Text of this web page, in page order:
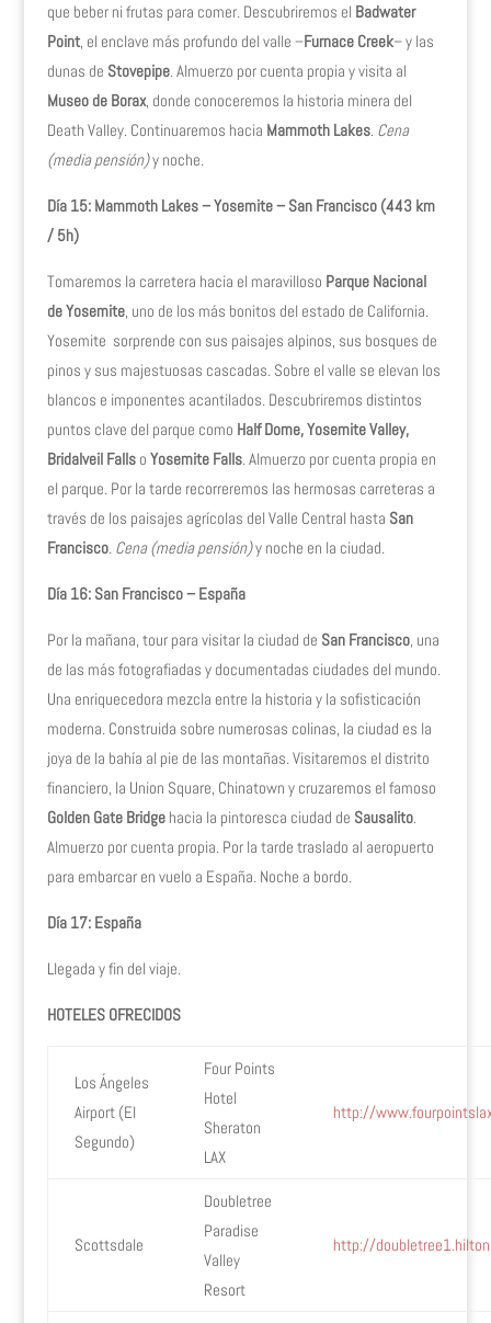
que beber ni frutas para comer. Descubriremos el Badwater
Point, el enclave más profundo del valle –Furnace Creek– y las
dunas de Stovepipe. Almuerzo por cuenta propia y visita al
Museo de Borax, donde conoceremos la historia minera del
Death Valley. Continuaremos hacia Mammoth Lakes. Cena
(media pensión)y noche.
Día 15: Mammoth Lakes – Yosemite – San Francisco (443 km
/ 5h)
Tomaremos la carretera hacia el maravilloso Parque Nacional
de Yosemite, uno de los más bonitos del estado de California.
Yosemite sorprende con sus paisajes alpinos, sus bosques de
pinos y sus majestuosas cascadas. Sobre el valle se elevan los
blancos e imponentes acantilados. Descubriremos distintos
puntos clave del parque como Half Dome, Yosemite Valley,
Bridalveil Fallso Yosemite Falls. Almuerzo por cuenta propia en
el parque. Por la tarde recorreremos las hermosas carreteras a
través de los paisajes agrícolas del Valle Central hasta San
Francisco. Cena (media pensión)y noche en la ciudad.
Día 16: San Francisco – España
Por la mañana, tour para visitar la ciudad de San Francisco, una
de las más fotografiadas y documentadas ciudades del mundo.
Una enriquecedora mezcla entre la historia y la sofisticación
moderna. Construida sobre numerosas colinas, la ciudad es la
joya de la bahía al pie de las montañas. Visitaremos el distrito
financiero, la Union Square, Chinatown y cruzaremos el famoso
Golden Gate Bridgehacia la pintoresca ciudad de Sausalito.
Almuerzo por cuenta propia. Por la tarde traslado al aeropuerto
para embarcar en vuelo a España. Noche a bordo.
Día 17: España
Llegada y fin del viaje.
HOTELES OFRECIDOS
Los Ángeles
Airport (El
Segundo)
Four Points
Hotel
Sheraton
LAX
http://
Scottsdale
Doubletree
Paradise
Valley
Resort
http://